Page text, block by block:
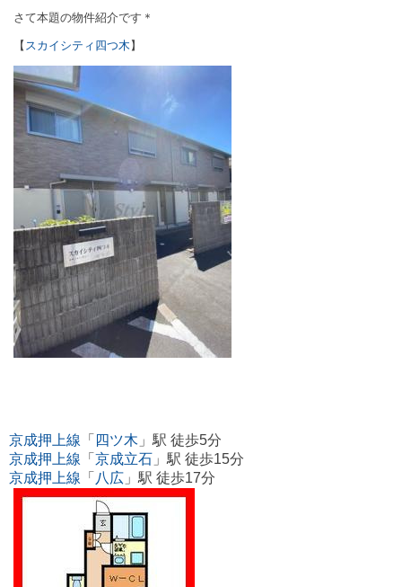
さて本題の物件紹介です＊
【 スカイシティ四つ木 】
京成押上線 「 四ツ木 」駅 徒歩5分
京成押上線 「 京成立石 」駅 徒歩15分
京成押上線 「 八広 」駅 徒歩17分